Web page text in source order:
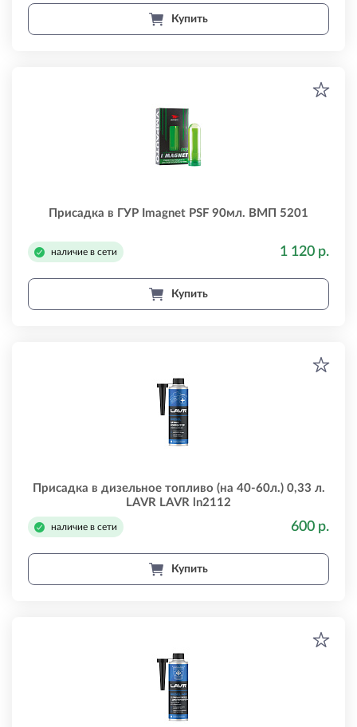
Купить
Присадка в ГУР Imagnet PSF 90мл. ВМП 5201
наличие в сети 1 120 р.
Купить
Присадка в дизельное топливо (на 40-60л.) 0,33 л.
LAVR LAVR ln2112
наличие в сети 600 р.
Купить